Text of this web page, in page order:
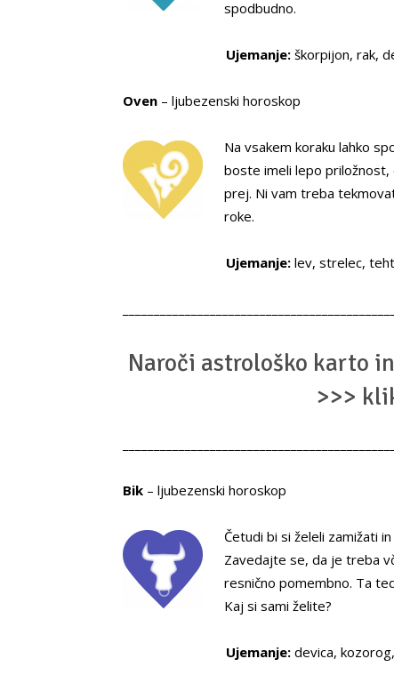
spodbudno.
Ujemanje: škorpijon, rak,
Oven – ljubezenski horoskop
Na vsakem koraku lahko
boste imeli lepo priložnost,
prej. Ni vam treba
roke.
Ujemanje: lev, strelec,
Naroči astrološko karto
>>>
Bik – ljubezenski horoskop
Četudi bi si želeli zamižati
Zavedajte se, da je treba
resnično pomembno. Ta
Kaj si sami želite?
Ujemanje: devica,